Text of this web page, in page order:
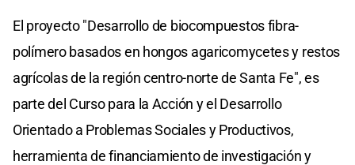
El proyecto "Desarrollo de biocompuestos fibra-
polímero basados en hongos agaricomycetes y restos
agrícolas de la región centro-norte de Santa Fe", es
parte del Curso para la Acción y el Desarrollo
Orientado a Problemas Sociales y Productivos,
herramienta de financiamiento de investigación y